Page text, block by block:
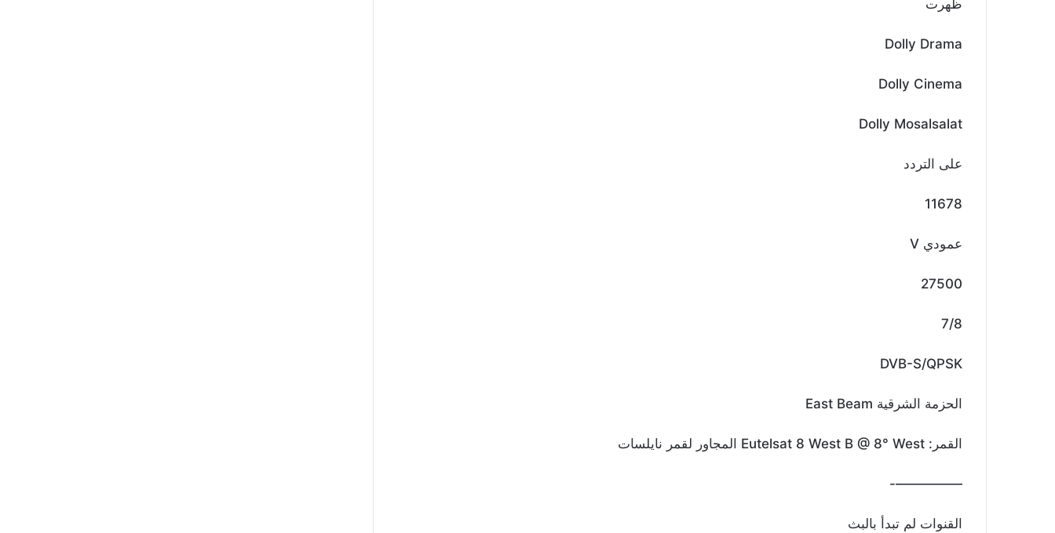
ظهرت
Dolly Drama
Dolly Cinema
Dolly Mosalsalat
على التردد
11678
عمودي V
27500
7/8
DVB-S/QPSK
الحزمة الشرقية East Beam
القمر: Eutelsat 8 West B @ 8° West المجاور لقمر نايلسات
—————-
القنوات لم تبدأ بالبث